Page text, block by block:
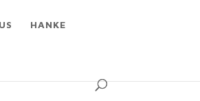
HANKE